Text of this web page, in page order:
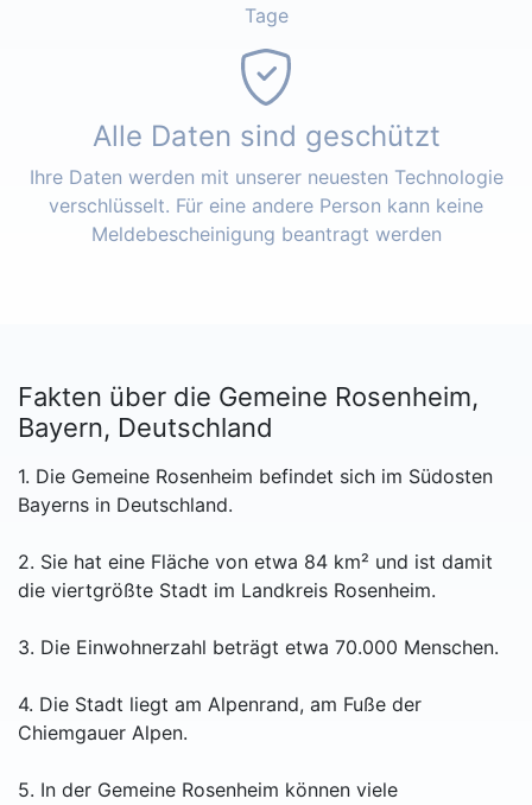
Tage
Alle Daten sind geschützt
Ihre Daten werden mit unserer neuesten Technologie
verschlüsselt. Für eine andere Person kann keine
Meldebescheinigung beantragt werden
Fakten über die Gemeine Rosenheim,
Bayern, Deutschland
1. Die Gemeine Rosenheim befindet sich im Südosten
Bayerns in Deutschland.
2. Sie hat eine Fläche von etwa 84 km² und ist damit
die viertgrößte Stadt im Landkreis Rosenheim.
3. Die Einwohnerzahl beträgt etwa 70.000 Menschen.
4. Die Stadt liegt am Alpenrand, am Fuße der
Chiemgauer Alpen.
5. In der Gemeine Rosenheim können viele